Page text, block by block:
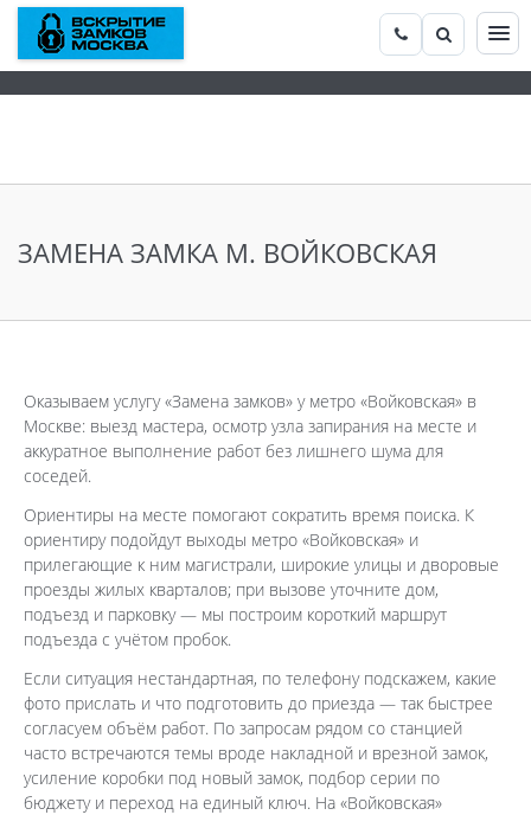
ЗАМЕНА ЗАМКА М. ВОЙКОВСКАЯ
Оказываем услугу «Замена замков» у метро «Войковская» в
Москве: выезд мастера, осмотр узла запирания на месте и
аккуратное выполнение работ без лишнего шума для
соседей.
Ориентиры на месте помогают сократить время поиска. К
ориентиру подойдут выходы метро «Войковская» и
прилегающие к ним магистрали, широкие улицы и дворовые
проезды жилых кварталов; при вызове уточните дом,
подъезд и парковку — мы построим короткий маршрут
подъезда с учётом пробок.
Если ситуация нестандартная, по телефону подскажем, какие
фото прислать и что подготовить до приезда — так быстрее
согласуем объём работ. По запросам рядом со станцией
часто встречаются темы вроде накладной и врезной замок,
усиление коробки под новый замок, подбор серии по
бюджету и переход на единый ключ. На «Войковская»